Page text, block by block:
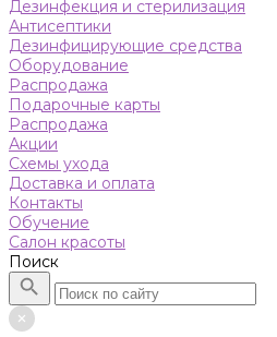
Дезинфекция и стерилизация
Антисептики
Дезинфицирующие средства
Оборудование
Распродажа
Подарочные карты
Распродажа
Акции
Схемы ухода
Доставка и оплата
Контакты
Обучение
Салон красоты
Поиск